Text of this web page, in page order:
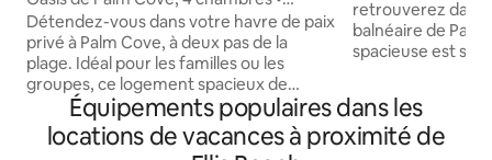
Piscine chauffée • Plage à pied
Détendez-vous dans votre havre de paix
privé à Palm Cove, à deux pas de la
plage. Idéal pour les familles ou les
groupes, ce logement spacieux de
4 chambres dispose d'une piscine
chauffée, de plusieurs espaces de vie et
de tout ce dont vous avez besoin. 🌴 Sur
retrouverez dans
balnéaire de
spacieuse est
de cour. Il dispose d'un lit à baldaquin,
d'une salle de
télévision, de
Équipements populaires dans les
locations de vacances à proximité de